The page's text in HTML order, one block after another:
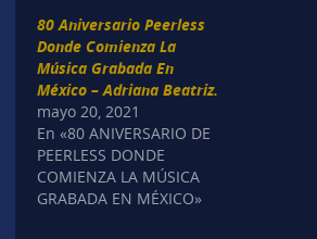
80 Aniversario Peerless
Donde Comienza La
Música Grabada En
México – Adriana Beatriz.
mayo 20, 2021
En «80 ANIVERSARIO DE
PEERLESS DONDE
COMIENZA LA MÚSICA
GRABADA EN MÉXICO»